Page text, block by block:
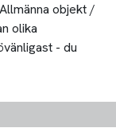
objekt /
olika
- du